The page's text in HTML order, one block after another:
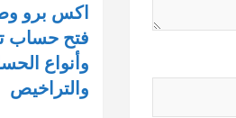
اكس برو
فتح حساب
وأنواع
والتراخيص